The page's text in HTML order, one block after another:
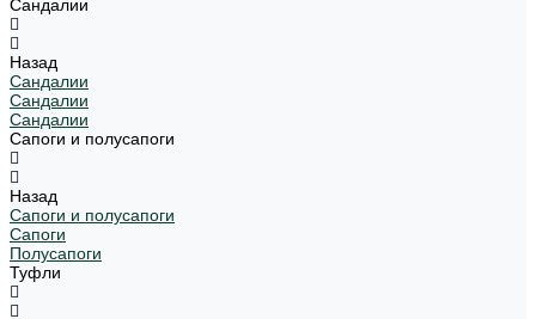
Сандалии
Назад
Сандалии
Сандалии
Сандалии
Сапоги и полусапоги
Назад
Сапоги и полусапоги
Сапоги
Полусапоги
Туфли